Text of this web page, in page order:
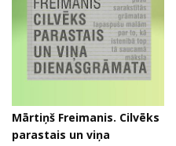
Mārtiņš Freimanis. Cilvēks
parastais un viņa